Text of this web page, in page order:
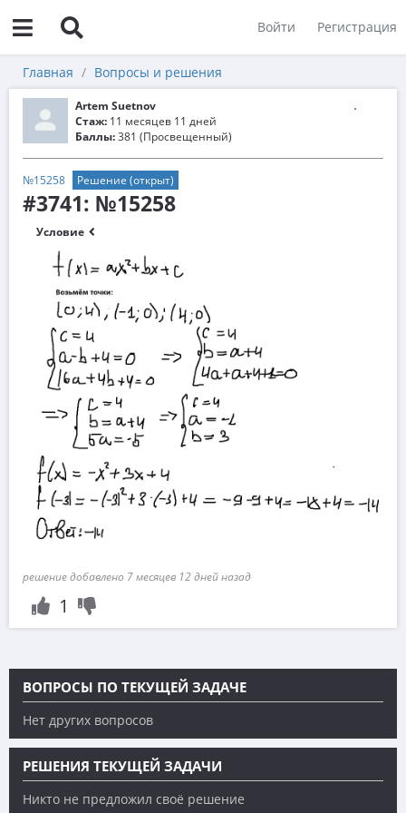
Войти Регистрация
Главная Вопросы и решения
Artem Suetnov
Стаж: 11 месяцев 11 дней
Баллы:381 (Просвещенный)
№15258 Решение (открыт)
#3741: №15258
Условие
решение добавлено 7 месяцев 12 дней назад
1
ВОПРОСЫ ПО ТЕКУЩЕЙ ЗАДАЧЕ
Нет других вопросов
РЕШЕНИЯ ТЕКУЩЕЙ ЗАДАЧИ
Никто не предложил своё решение